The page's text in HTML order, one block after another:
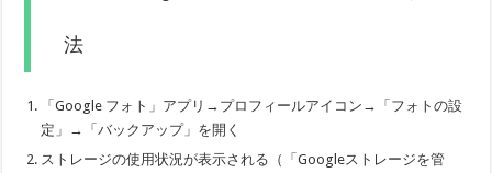
法
「Google フォト」アプリ→プロフィールアイコン→「フォトの設
定」→「バックアップ」を開く
ストレージの使用状況が表示される（「Googleストレージを管